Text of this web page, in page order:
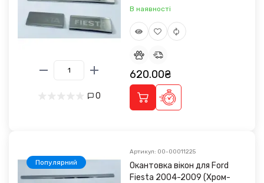
0
В наявності
620.00₴
Популярний
Артикул: 00-00011225
Окантовка вікон для Ford
Fiesta 2004-2009 (Хром-